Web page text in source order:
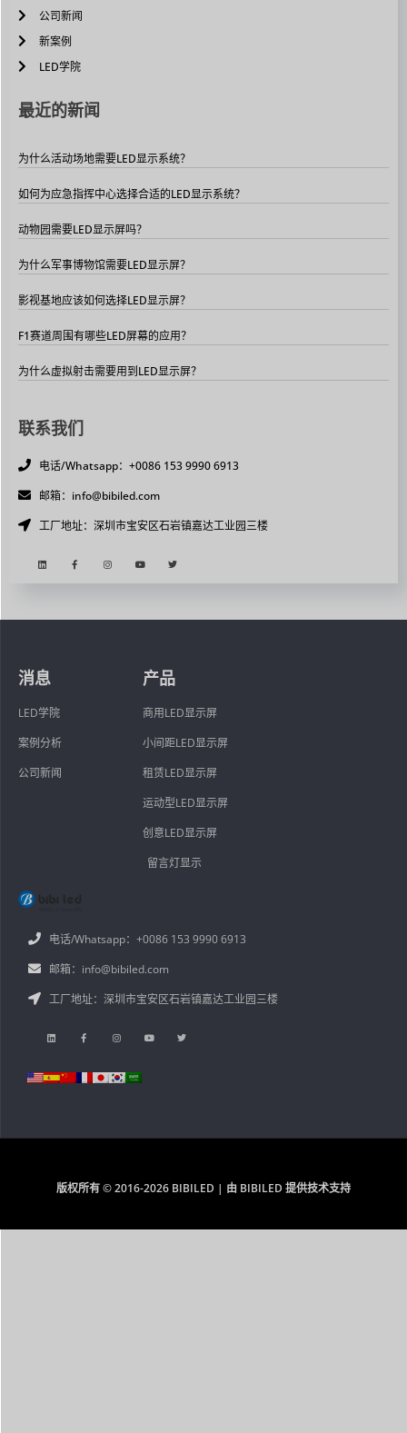
公司新闻
新案例
LED学院
最近的新闻
为什么活动场地需要LED显示系统？
如何为应急指挥中心选择合适的LED显示系统？
动物园需要LED显示屏吗？
为什么军事博物馆需要LED显示屏？
影视基地应该如何选择LED显示屏？
F1赛道周围有哪些LED屏幕的应用？
为什么虚拟射击需要用到LED显示屏？
联系我们
电话/Whatsapp：+0086 153 9990 6913
邮箱：info@bibiled.com
工厂地址：深圳市宝安区石岩镇嘉达工业园三楼
电话/Whatsapp：+0086 153 9990 6913
邮箱：info@bibiled.com
工厂地址：深圳市宝安区石岩镇嘉达工业园三楼
产品
商用LED显示屏
小间距LED显示屏
租赁LED显示屏
运动型LED显示屏
创意LED显示屏
留言灯显示
消息
LED学院
案例分析
公司新闻
版权所有 © 2016-2026 BIBILED | 由 BIBILED 提供技术支持